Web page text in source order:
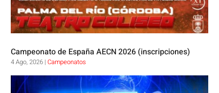
Campeonato de España AECN 2026 (inscripciones)
4 Ago, 2026 |Campeonatos